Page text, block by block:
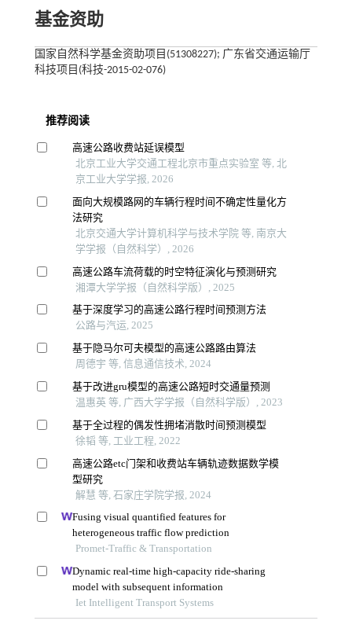
基金资助
国家自然科学基金资助项目(51308227); 广东省交通运输厅
科技项目(科技-2015-02-076)